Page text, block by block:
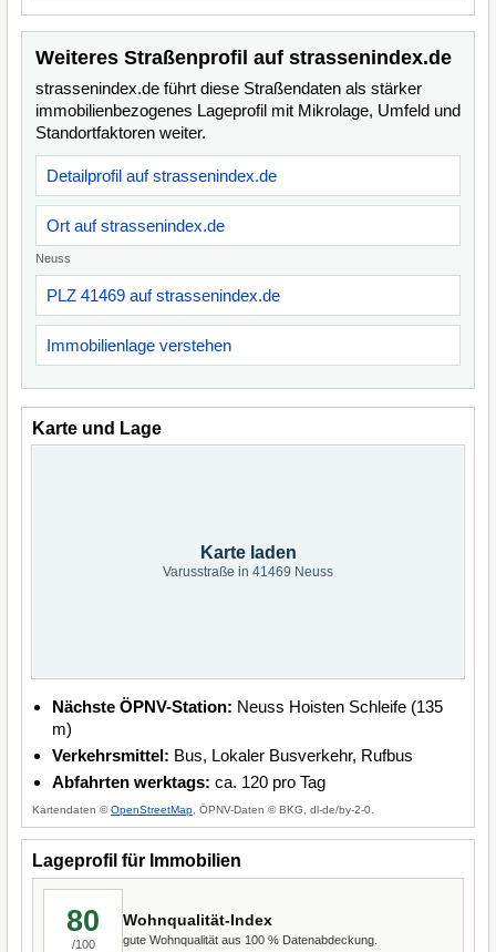
Weiteres Straßenprofil auf strassenindex.de
strassenindex.de führt diese Straßendaten als stärker
immobilienbezogenes Lageprofil mit Mikrolage, Umfeld und
Standortfaktoren weiter.
Detailprofil auf strassenindex.de
Ort auf strassenindex.de
Neuss
PLZ 41469 auf strassenindex.de
Immobilienlage verstehen
Karte und Lage
Karte laden
Varusstraße in 41469 Neuss
Nächste ÖPNV-Station: Neuss Hoisten Schleife (135
m)
Verkehrsmittel: Bus, Lokaler Busverkehr, Rufbus
Abfahrten werktags: ca. 120 pro Tag
Kartendaten ©OpenStreetMap , ÖPNV-Daten © BKG, dl-de/by-2-0.
Lageprofil für Immobilien
80
/100
Wohnqualität-Index
gute Wohnqualität aus 100 % Datenabdeckung.